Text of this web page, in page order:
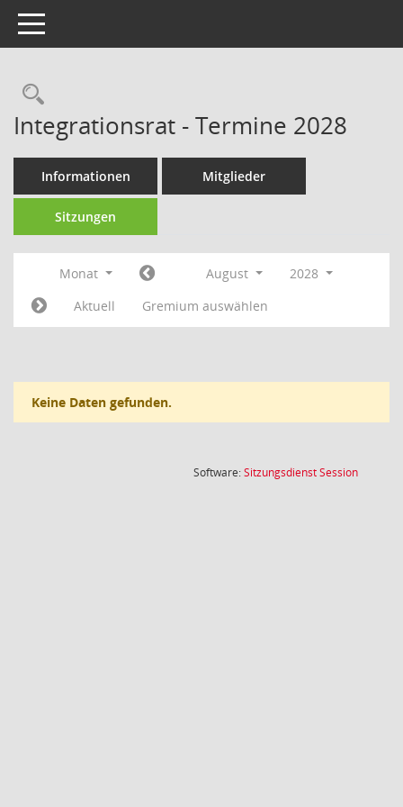
Toggle navigation
Rechercheauswahl
Integrationsrat - Termine 2028
Informationen Mitglieder
Sitzungen
Monat August
2028
Aktuell
Gremium auswählen
Keine Daten gefunden.
Software:SitzungsdienstSession(Wird in